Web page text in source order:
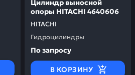
HITACHI
Цилиндр выносной
опоры HITACHI 4640606
Гидроцилиндры
По запросу
В КОРЗИНУ